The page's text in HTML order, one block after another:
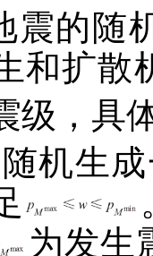
震的随
和扩散
级，具
随机生
为发生